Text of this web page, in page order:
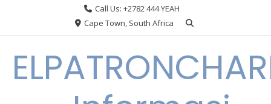
Call Us: +2782 444 YEAH
Cape Town, South Africa